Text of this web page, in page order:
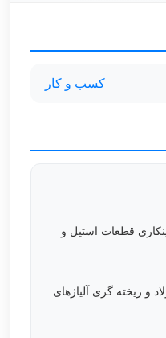
کسب و کار
قطعات استیل و
و ریخته گری آلیاژهای